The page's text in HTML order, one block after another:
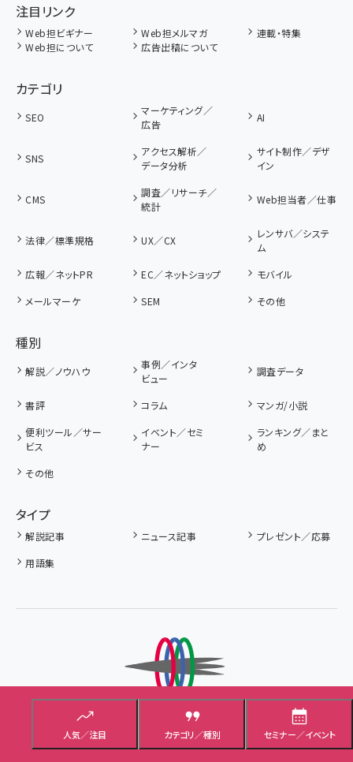
人気／注目 カテゴリ／種別 セミナー／イベント
注目リンク
Web担ビギナー Web担メルマガ
連載・特集
Web担について
広告出稿について
カテゴリ
SEO
マーケティング／
広告
AI
SNS
アクセス解析／
データ分析
サイト制作／デザ
イン
CMS
調査／リサーチ／
統計
Web担当者／仕事
法律／標準規格 UX／CX
レンサバ／システ
ム
広報／ネットPR
EC／ネットショップ
モバイル
メールマーケ
SEM その他
種別
解説／ノウハウ
事例／インタ
ビュー
調査データ
書評 コラム
マンガ/小説
便利ツール／サー
ビス
イベント／セミ
ナー
ランキング／まと
め
その他
タイプ
解説記事 ニュース記事
プレゼント／応募
用語集